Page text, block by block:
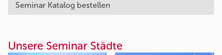
Seminar Katalog bestellen
Unsere Seminar Städte